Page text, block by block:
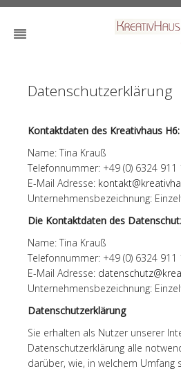
Datenschutzerklärung
Kontaktdaten des Kreativhaus H6:
Name: Tina Krauß
Telefonnummer: +49 (0) 6324 911
E-Mail Adresse:
Unternehmensbezeichnung:
Die Kontaktdaten des
Name: Tina Krauß
Telefonnummer: +49 (0) 6324 911
E-Mail Adresse:
Unternehmensbezeichnung:
Datenschutzerklärung
Sie erhalten als Nutzer unserer
Datenschutzerklärung alle
darüber, wie, in welchem Umfang